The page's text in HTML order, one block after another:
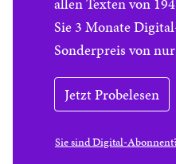
Sie 3 Monate
Sonderpreis von
Jetzt Probelesen
Sie sind Digital-